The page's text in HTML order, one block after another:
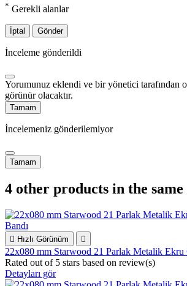
* Gerekli alanlar
İptal Gönder
İnceleme gönderildi
Yorumunuz eklendi ve bir yönetici tarafından
görünür olacaktır.
Tamam
İncelemeniz gönderilemiyor
Tamam
4 other products in the
 Hızlı Görünüm 
22x080 mm Starwood 21 Parlak Metalik Ekru
Rated out of 5 stars based on review(s)
Detayları gör